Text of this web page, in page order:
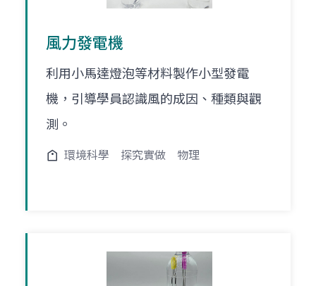
風力發電機
利用小馬達燈泡等材料製作小型發電
機，引導學員認識風的成因、種類與觀
測。
環境科學 探究實做 物理